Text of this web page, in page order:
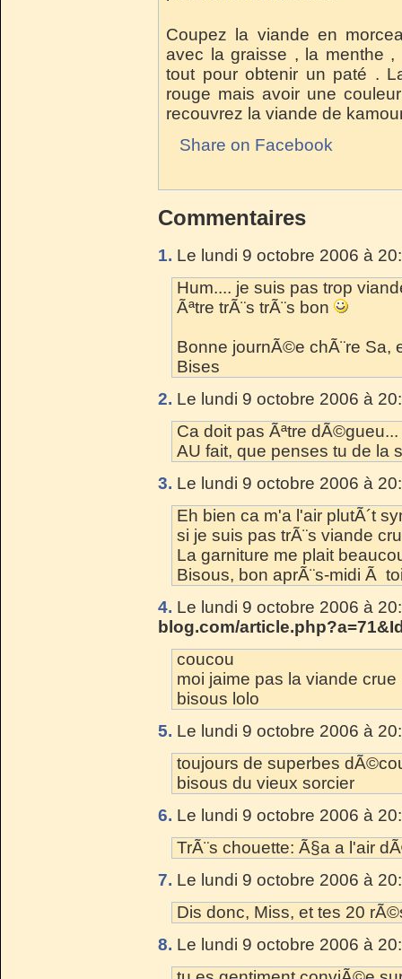
Coupez la viande en
avec la graisse , la menthe
tout pour obtenir un paté .
rouge mais avoir une
recouvrez la viande de
Share on Facebook
Commentaires
1. Le lundi 9 octobre 2006 à
Hum.... je suis pas trop
Ãªtre trÃ¨s trÃ¨s bon
Bonne journÃ©e chÃ¨re Sa,
Bises
2. Le lundi 9 octobre 2006 à
Ca doit pas Ãªtre dÃ©gueu...
AU fait, que penses tu de la
3. Le lundi 9 octobre 2006 à
Eh bien ca m'a l'air plutÃ´t
si je suis pas trÃ¨s viande
La garniture me plait
Bisous, bon aprÃ¨s-midi Ã
4. Le lundi 9 octobre 2006 à
blog.com/
coucou
moi jaime pas la viande crue
bisous lolo
5. Le lundi 9 octobre 2006 à
toujours de superbes
bisous du vieux sorcier
6. Le lundi 9 octobre 2006 à
TrÃ¨s chouette: Ã§a a l'air
7. Le lundi 9 octobre 2006 à
Dis donc, Miss, et tes 20
8. Le lundi 9 octobre 2006 à